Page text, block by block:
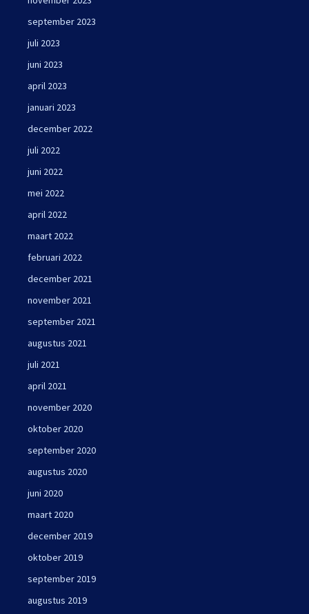
september 2023
juli 2023
juni 2023
april 2023
januari 2023
december 2022
juli 2022
juni 2022
mei 2022
april 2022
maart 2022
februari 2022
december 2021
november 2021
september 2021
augustus 2021
juli 2021
april 2021
november 2020
oktober 2020
september 2020
augustus 2020
juni 2020
maart 2020
december 2019
oktober 2019
september 2019
augustus 2019